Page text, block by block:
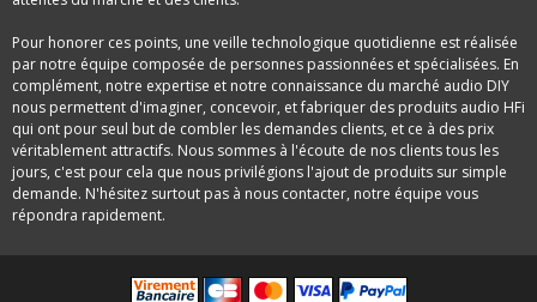
Pour honorer ces points, une veille technologique quotidienne est réalisée
par notre équipe composée de personnes passionnées et spécialisées. En
complément, notre expertise et notre connaissance du marché audio DIY
nous permettent d'imaginer, concevoir, et fabriquer des produits audio HFi
qui ont pour seul but de combler les demandes clients, et ce à des prix
véritablement attractifs. Nous sommes à l'écoute de nos clients tous les
jours, c'est pour cela que nous privilégions l'ajout de produits sur simple
demande. N'hésitez surtout pas à nous contacter, notre équipe vous
répondra rapidement.